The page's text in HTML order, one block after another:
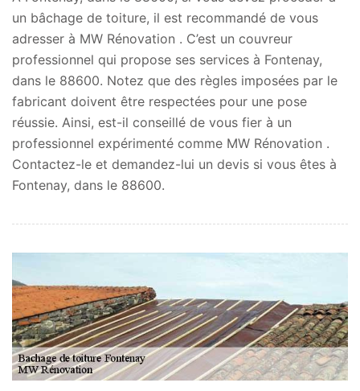
un bâchage de toiture, il est recommandé de vous
adresser à MW Rénovation . C’est un couvreur
professionnel qui propose ses services à Fontenay,
dans le 88600. Notez que des règles imposées par le
fabricant doivent être respectées pour une pose
réussie. Ainsi, est-il conseillé de vous fier à un
professionnel expérimenté comme MW Rénovation .
Contactez-le et demandez-lui un devis si vous êtes à
Fontenay, dans le 88600.